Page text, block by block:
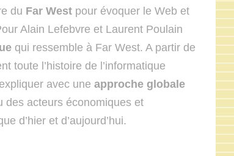
du Far West pour évoquer le Web et
Alain Lefebvre et Laurent Poulain
qui ressemble à Far West. A partir de
toute l’histoire de l’informatique
avec une approche globale
des acteurs économiques et
d’hier et d’aujourd’hui.